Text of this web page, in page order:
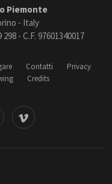
Piemonte
- Italy
- C.F. 97601340017
Contatti
Privacy
Credits